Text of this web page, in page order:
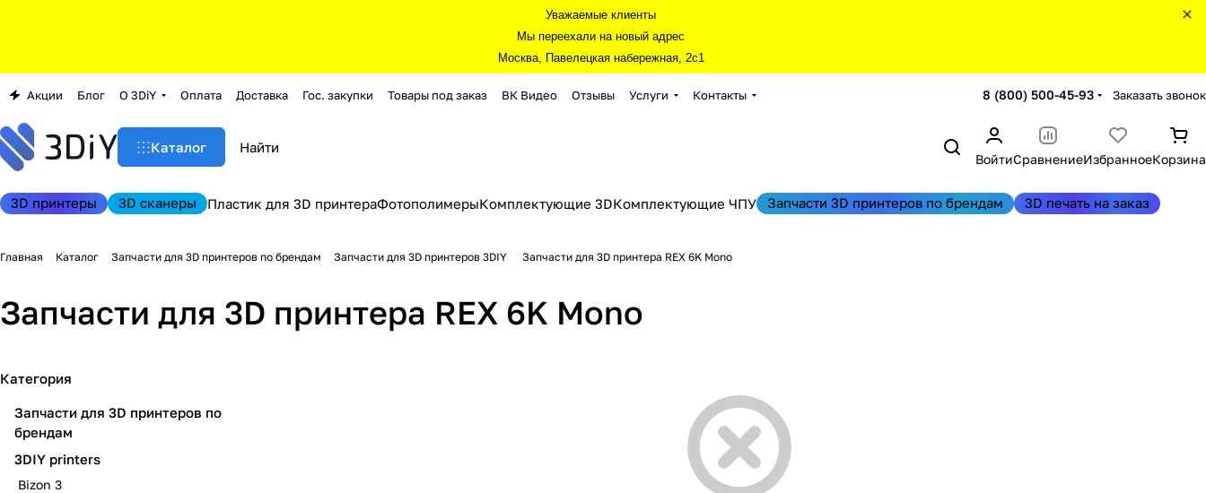
Уважаемые клиенты
Мы переехали на новый адрес
Москва, Павелецкая набережная, 2с1
Акции Блог О 3DiY Оплата Доставка Гос. закупки Товары под заказ ВК Видео Отзывы Услуги Контакты 8 (800) 500-45-93 Заказать звонок
Каталог
ВойтиСравнениеИзбранноеКорзина
3D принтеры 3D сканеры Пластик для 3D принтераФотополимерыКомплектующие 3DКомплектующие ЧПУ Запчасти 3D принтеров по брендам 3D печать на заказ
Главная Каталог Запчасти для 3D принтеров по брендам Запчасти для 3D принтеров 3DIY Запчасти для 3D принтера REX 6K Mono
Запчасти для 3D принтера REX 6K Mono
Категория
Запчасти для 3D принтеров по
брендам
3DIY printers
Bizon 3